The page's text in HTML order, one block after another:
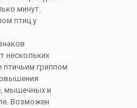
минут.
птиц у
нескольких
птичьим гриппом
мышечных и
Возможен